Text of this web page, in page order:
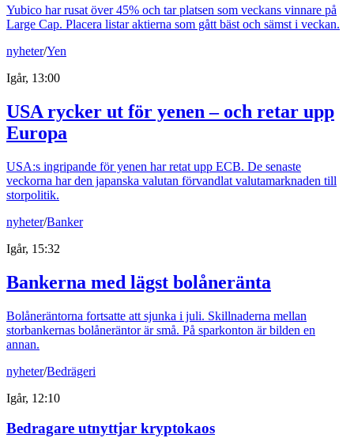
Yubico har rusat över 45% och tar platsen som veckans vinnare på
Large Cap. Placera listar aktierna som gått bäst och sämst i veckan.
nyheter/Yen
Igår, 13:00
USA rycker ut för yenen – och retar upp
Europa
USA:s ingripande för yenen har retat upp ECB. De senaste
veckorna har den japanska valutan förvandlat valutamarknaden till
storpolitik.
nyheter/Banker
Igår, 15:32
Bankerna med lägst bolåneränta
Bolåneräntorna fortsatte att sjunka i juli. Skillnaderna mellan
storbankernas bolåneräntor är små. På sparkonton är bilden en
annan.
nyheter/Bedrägeri
Igår, 12:10
Bedragare utnyttjar kryptokaos